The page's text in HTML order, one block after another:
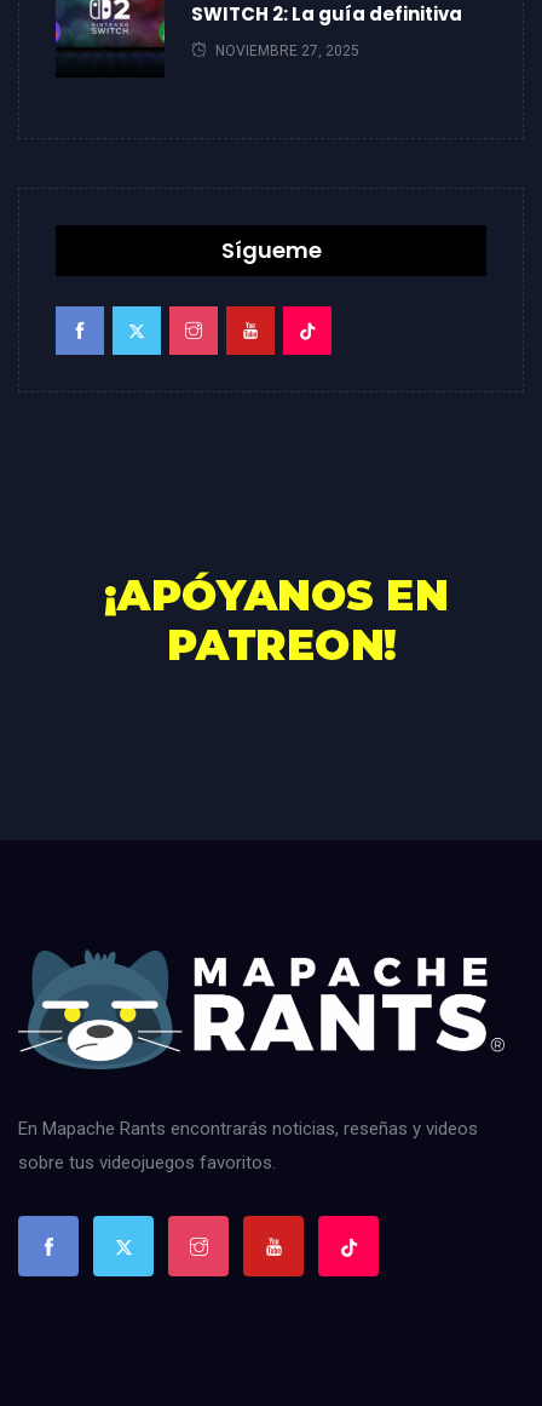
SWITCH 2: La guía definitiva
NOVIEMBRE 27, 2025
Sígueme
En Mapache Rants encontrarás noticias, reseñas y videos
sobre tus videojuegos favoritos.